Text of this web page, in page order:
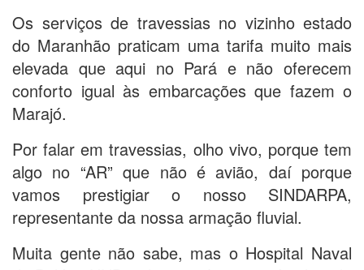
Os serviços de travessias no vizinho estado
do Maranhão praticam uma tarifa muito mais
elevada que aqui no Pará e não oferecem
conforto igual às embarcações que fazem o
Marajó.
Por falar em travessias, olho vivo, porque tem
algo no “AR” que não é avião, daí porque
vamos prestigiar o nosso SINDARPA,
representante da nossa armação fluvial.
Muita gente não sabe, mas o Hospital Naval